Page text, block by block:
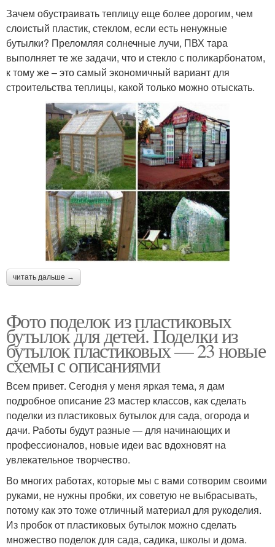
Зачем обустраивать теплицу еще более дорогим, чем
слоистый пластик, стеклом, если есть ненужные
бутылки? Преломляя солнечные лучи, ПВХ тара
выполняет те же задачи, что и стекло с поликарбонатом,
к тому же – это самый экономичный вариант для
строительства теплицы, какой только можно отыскать.
читать дальше →
Фото поделок из пластиковых
бутылок для детей. Поделки из
бутылок пластиковых — 23 новые
схемы с описаниями
Всем привет. Сегодня у меня яркая тема, я дам
подробное описание 23 мастер классов, как сделать
поделки из пластиковых бутылок для сада, огорода и
дачи. Работы будут разные — для начинающих и
профессионалов, новые идеи вас вдохновят на
увлекательное творчество.
Во многих работах, которые мы с вами сотворим своими
руками, не нужны пробки, их советую не выбрасывать,
потому как это тоже отличный материал для рукоделия.
Из пробок от пластиковых бутылок можно сделать
множество поделок для сада, садика, школы и дома.